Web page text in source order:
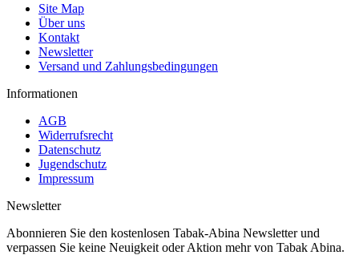
Site Map
Über uns
Kontakt
Newsletter
Versand und Zahlungsbedingungen
Informationen
AGB
Widerrufsrecht
Datenschutz
Jugendschutz
Impressum
Newsletter
Abonnieren Sie den kostenlosen Tabak-Abina Newsletter und
verpassen Sie keine Neuigkeit oder Aktion mehr von Tabak Abina.